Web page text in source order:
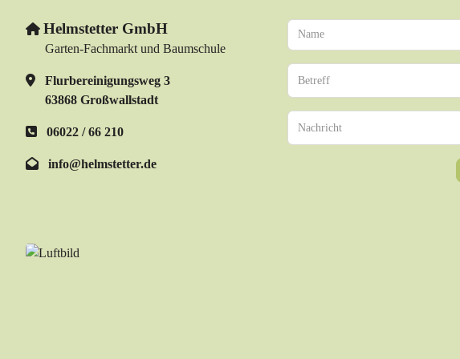
Helmstetter GmbH
Garten-Fachmarkt und Baumschule
Flurbereinigungsweg 3
63868 Großwallstadt
06022 / 66 210
info@helmstetter.de